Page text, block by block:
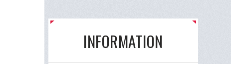
INFORMATION